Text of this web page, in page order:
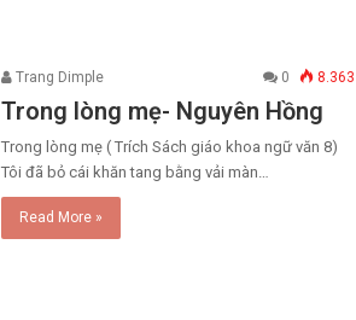
Trang Dimple 0 8.363
Trong lòng mẹ- Nguyên Hồng
Trong lòng mẹ ( Trích Sách giáo khoa ngữ văn 8) ​
Tôi đã bỏ cái khăn tang bằng vải màn…
Read More »